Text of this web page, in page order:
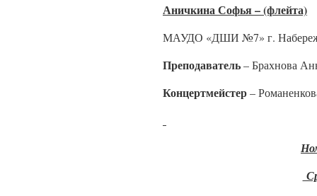
Аничкина Софья – (флейта)
МАУДО «ДШИ №7» г.
Преподаватель– Брахнова
Концертмейстер–